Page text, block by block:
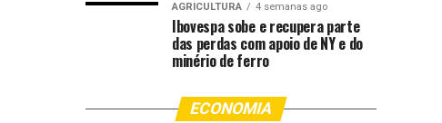
AGRICULTURA 4 semanas ago
Ibovespa sobe e recupera parte
das perdas com apoio de NY e do
minério de ferro
ECONOMIA